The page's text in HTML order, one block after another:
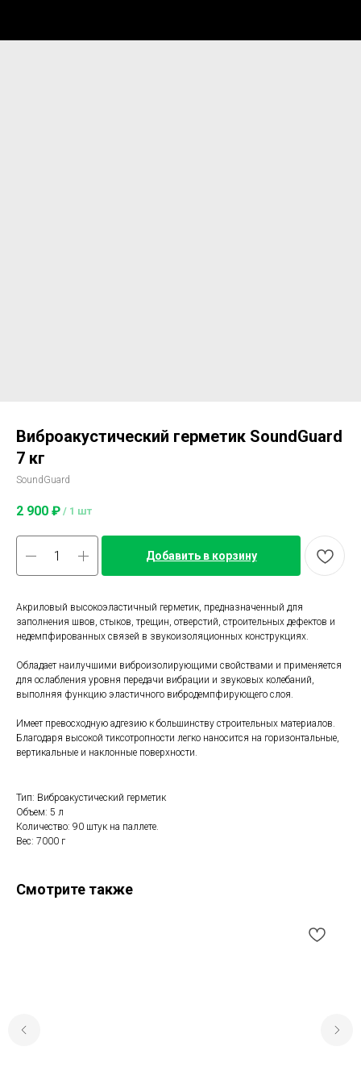
Виброакустический герметик SoundGuard
7 кг
SoundGuard
2 900 ₽ / 1 шт
Добавить в корзину
Акриловый высокоэластичный герметик, предназначенный для
заполнения швов, стыков, трещин, отверстий, строительных дефектов и
недемпфированных связей в звукоизоляционных конструкциях.
Обладает наилучшими виброизолирующими свойствами и применяется
для ослабления уровня передачи вибрации и звуковых колебаний,
выполняя функцию эластичного вибродемпфирующего слоя.
Имеет превосходную адгезию к большинству строительных материалов.
Благодаря высокой тиксотропности легко наносится на горизонтальные,
вертикальные и наклонные поверхности.
Тип: Виброакустический герметик
Объем: 5 л
Количество: 90 штук на паллете.
Вес: 7000 г
Смотрите также